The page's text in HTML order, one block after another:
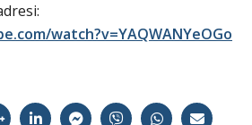
watch?v=YAQWANYeOGo